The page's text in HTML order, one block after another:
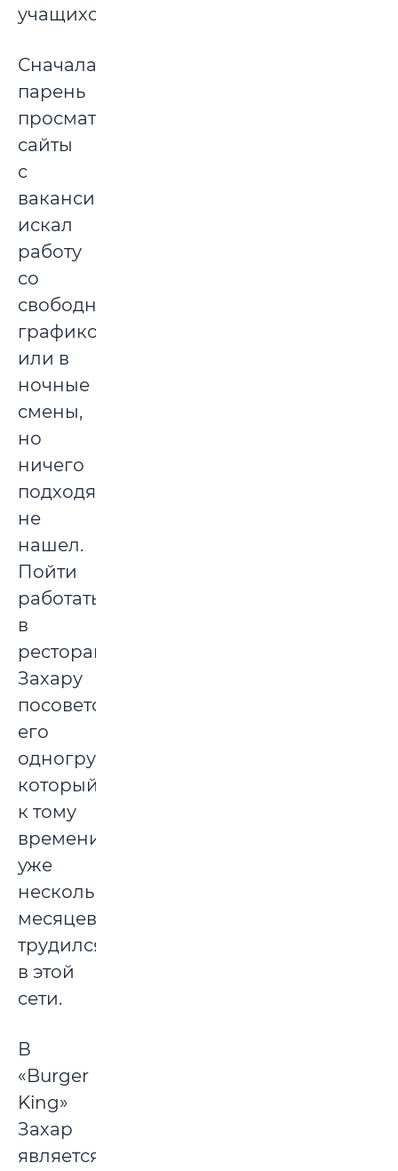
учащихся.
Сначала
парень
просматривал
сайты
с
вакансиями,
искал
работу
со
свободным
графиком
или в
ночные
смены,
но
ничего
подходящего
не
нашел.
Пойти
работать
в
ресторан
Захару
посоветовал
его
одногруппник,
который
к тому
времени
уже
несколько
месяцев
трудился
в этой
сети.
В
«Burger
King»
Захар
является